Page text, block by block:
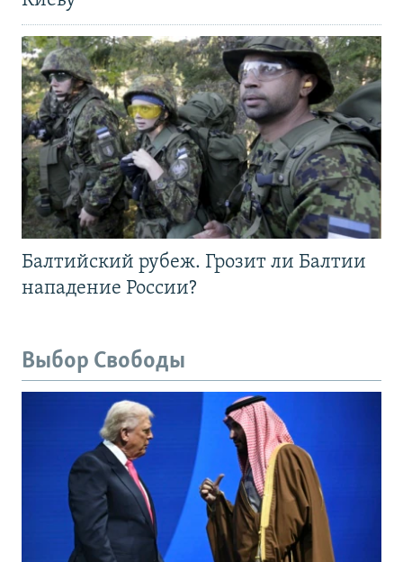
Балтийский рубеж. Грозит ли Балтии
нападение России?
Выбор Свободы